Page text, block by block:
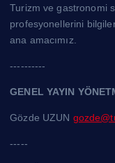
Turizm ve gastronomi
profesyonellerini
ana amacımız.
----------
GENEL YAYIN
Gözde UZUN
-----